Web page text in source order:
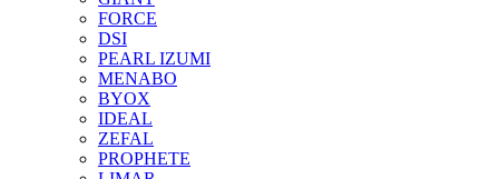
FORCE
DSI
PEARL IZUMI
MENABO
BYOX
IDEAL
ZEFAL
PROPHETE